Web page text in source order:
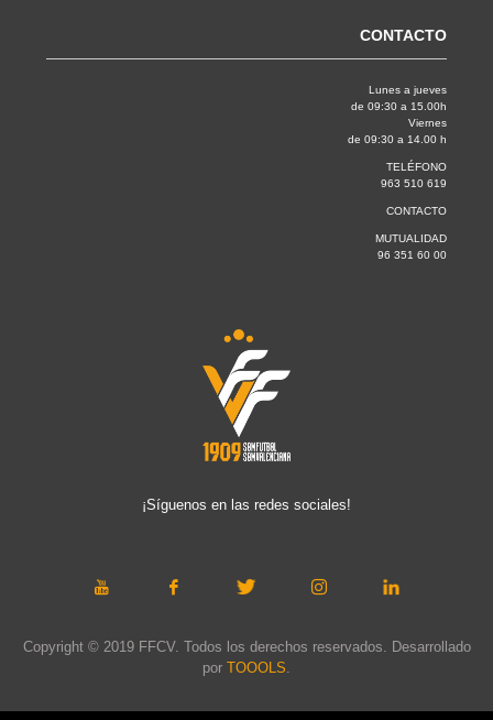
CONTACTO
Lunes a jueves
de 09:30 a 15.00h
Viernes
de 09:30 a 14.00 h
TELÉFONO
963 510 619
CONTACTO
MUTUALIDAD
96 351 60 00
¡Síguenos en las redes sociales!
Copyright © 2019 FFCV. Todos los derechos reservados. Desarrollado
por TOOOLS.